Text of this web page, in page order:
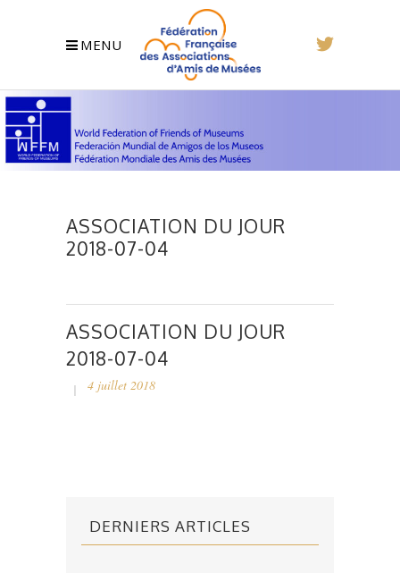
MENU
ASSOCIATION DU JOUR
2018-07-04
ASSOCIATION DU JOUR
2018-07-04
4 juillet 2018
DERNIERS ARTICLES